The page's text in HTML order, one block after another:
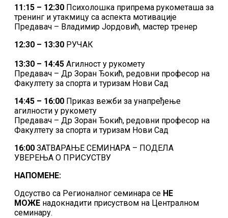
11:15 – 12:30 Психолошка припрема рукометаша за
тренинг и утакмицу са аспекта мотивације
Предавач – Владимир Јордовић, мастер тренер
12:30 – 13:30 РУЧАК
13:30 – 14:45 Агилност у рукомету
Предавач – Др Зоран Ђокић, редовни професор на
Факултету за спорта и туризам Нови Сад
14:45 – 16:00 Приказ вежби за унапређење
агилности у рукомету
Предавач – Др Зоран Ђокић, редовни професор на
Факултету за спорта и туризам Нови Сад
16:00 ЗАТВАРАЊЕ СЕМИНАРА – ПОДЕЛА
УВЕРЕЊА О ПРИСУСТВУ
НАПОМЕНЕ:
Одсуство са Регионалног семинара се НЕ
МОЖЕ надокнадити присуством на Централном
семинару.